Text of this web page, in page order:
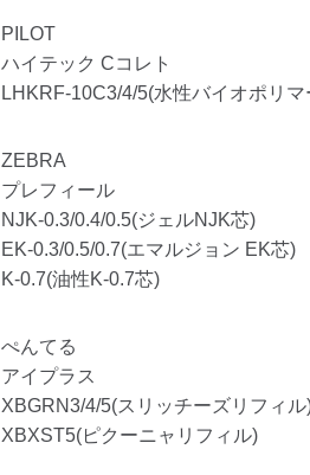
PILOT
ハイテック Cコレト
LHKRF-10C3/4/5(水性バイオポリ
ZEBRA
プレフィール
NJK-0.3/0.4/0.5(ジェルNJK芯)
EK-0.3/0.5/0.7(エマルジョン EK芯)
K-0.7(油性K-0.7芯)
ぺんてる
アイプラス
XBGRN3/4/5(スリッチーズリフィル
XBXST5(ピクーニャリフィル)